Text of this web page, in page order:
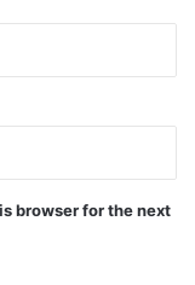
browser for the next